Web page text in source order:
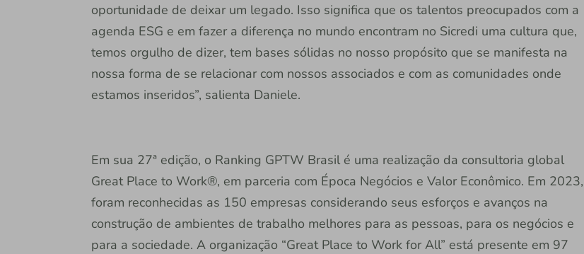
oportunidade de deixar um legado. Isso significa que os talentos preocupados com a
agenda ESG e em fazer a diferença no mundo encontram no Sicredi uma cultura que,
temos orgulho de dizer, tem bases sólidas no nosso propósito que se manifesta na
nossa forma de se relacionar com nossos associados e com as comunidades onde
estamos inseridos”, salienta Daniele.
Em sua 27ª edição, o Ranking GPTW Brasil é uma realização da consultoria global
Great Place to Work®, em parceria com Época Negócios e Valor Econômico. Em 2023,
foram reconhecidas as 150 empresas considerando seus esforços e avanços na
construção de ambientes de trabalho melhores para as pessoas, para os negócios e
para a sociedade. A organização “Great Place to Work for All” está presente em 97